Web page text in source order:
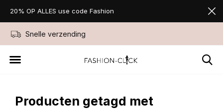
Snelle verzending
20% OP ALLES use code Fashion
Producten getagd met